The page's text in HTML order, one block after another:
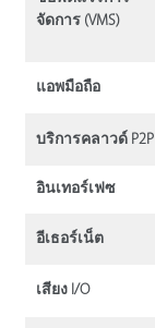
จัดการ (VMS)
แอพมือถือ
บริการคลาวด์ P2P
อินเทอร์เฟซ
อีเธอร์เน็ต
เสียง I/O